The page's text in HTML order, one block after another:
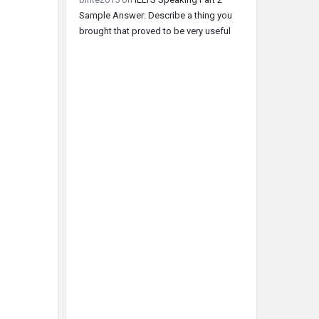
Sample Answer: Describe a thing you
brought that proved to be very useful